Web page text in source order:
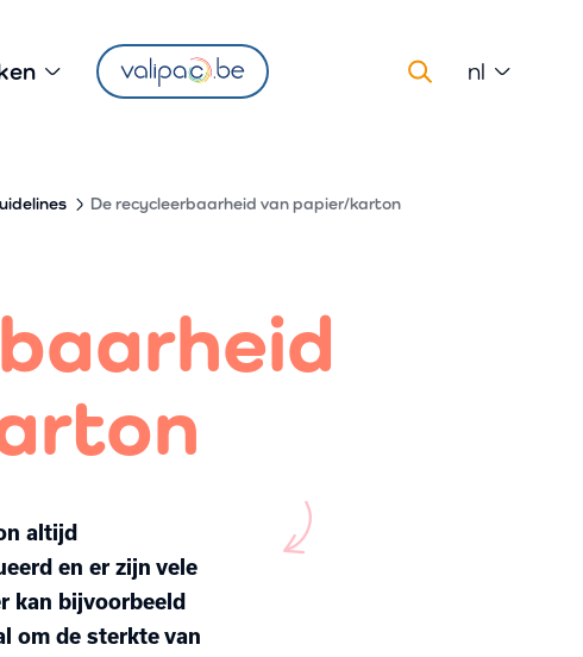
nl
De recycleerbaarheid van papier/karton
altijd
en er zijn vele
kan bijvoorbeeld
om de sterkte van